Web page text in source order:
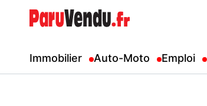
Immobilier Auto-Moto Emploi